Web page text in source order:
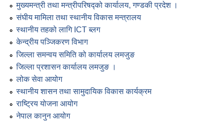
मुख्यमन्त्री तथा मन्त्रीपरिषद्को कार्यालय, गण्डकी प्रदेश ।
संघीय मामिला तथा स्थानीय विकास मन्त्रालय
स्थानीय तहको लागि ICT ब्लग
केन्द्रीय पञ्जिकरण विभाग
जिल्ला समन्वय समिति को कार्यालय लमजुङ
जिल्ला प्रशासन कार्यालय लमजुङ ।
लोक सेवा आयोग
स्थानीय शासन तथा सामुदायिक विकास कार्यक्रम
राष्ट्रिय योजना आयोग
नेपाल कानुन आयोग